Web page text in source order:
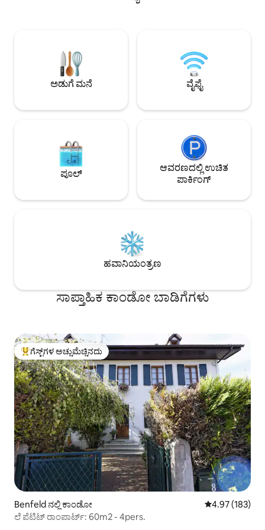
ಬಯಸಿದರೆ, ದಯವಿಟ್ಟು ನಮ್ಮನ್ನು ಸಂಪರ್ಕಿಸಿ.
ಶೀಘ್ರದಲ್ಲೇ ನಿಮ್ಮನ್ನು ಭೇಟಿ ಮಾಡುತ್ತೇವೆ, ಕ್ಲೌಡಿಯಾ
ಮತ್ತು ಡೇನಿಯಲ್.
ಅಡುಗೆ ಮನೆ ವೈಫೈ
ಪೂಲ್
ಆವರಣದಲ್ಲಿ ಉಚಿತ
ಪಾರ್ಕಿಂಗ್
ಹವಾನಿಯಂತ್ರಣ
ಸಾಪ್ತಾಹಿಕ ಕಾಂಡೋ ಬಾಡಿಗೆಗಳು
ಗೆಸ್ಟ್‌ಗಳಿಗೆ ಅತಿ ಹೆಚ್ಚು ಅಚ್ಚುಮೆಚ್ಚಿನದು
ಗೆಸ್ಟ್‌ಗಳ ಅಚ್ಚುಮೆಚ್ಚಿನದು
Benfeld ನಲ್ಲಿ ಕಾಂಡೋ 5 ರಲ್ಲಿ 4.97
4.97 (183)
ಲೆ ಪೆಟಿಟ್ ರಾಂಪಾರ್ಟ್: 60m2 - 4pers.